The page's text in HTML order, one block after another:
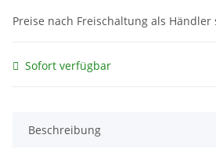
Preise nach Freischaltung als
Sofort verfügbar
Beschreibung